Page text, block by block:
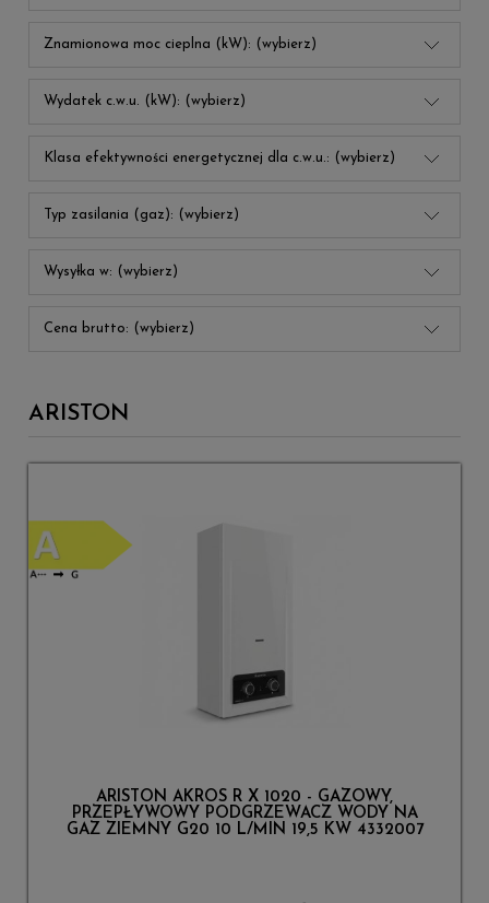
Znamionowa moc cieplna (kW): (wybierz)
Wydatek c.w.u. (kW): (wybierz)
Klasa efektywności energetycznej dla c.w.u.: (wybierz)
Typ zasilania (gaz): (wybierz)
Wysyłka w: (wybierz)
Cena brutto: (wybierz)
ARISTON
ARISTON AKROS R X 1020 - GAZOWY,
PRZEPŁYWOWY PODGRZEWACZ WODY NA
GAZ ZIEMNY G20 10 L/MIN 19,5 KW 4332007